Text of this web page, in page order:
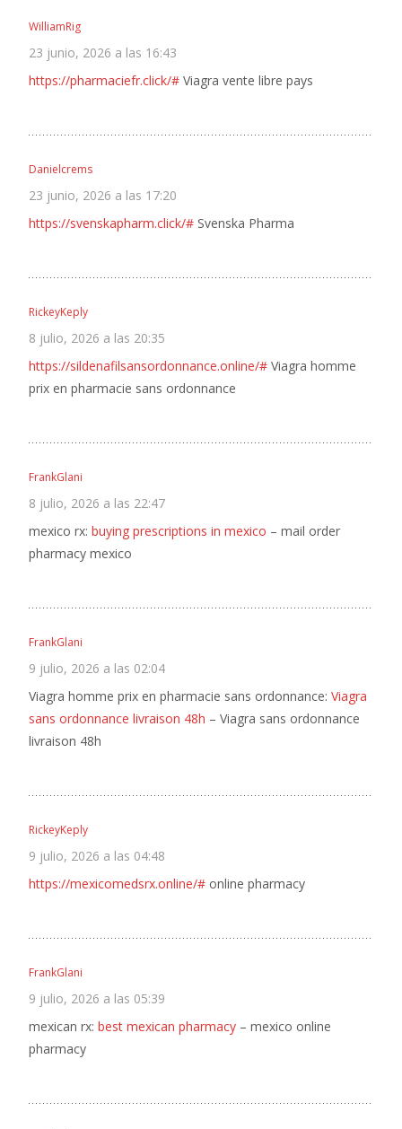
WilliamRig
23 junio, 2026 a las 16:43
https://pharmaciefr.click/# Viagra vente libre pays
Danielcrems
23 junio, 2026 a las 17:20
https://svenskapharm.click/# Svenska Pharma
RickeyKeply
8 julio, 2026 a las 20:35
https://sildenafilsansordonnance.online/# Viagra homme
prix en pharmacie sans ordonnance
FrankGlani
8 julio, 2026 a las 22:47
mexico rx: buying prescriptions in mexico – mail order
pharmacy mexico
FrankGlani
9 julio, 2026 a las 02:04
Viagra homme prix en pharmacie sans ordonnance: Viagra
sans ordonnance livraison 48h – Viagra sans ordonnance
livraison 48h
RickeyKeply
9 julio, 2026 a las 04:48
https://mexicomedsrx.online/# online pharmacy
FrankGlani
9 julio, 2026 a las 05:39
mexican rx: best mexican pharmacy – mexico online
pharmacy